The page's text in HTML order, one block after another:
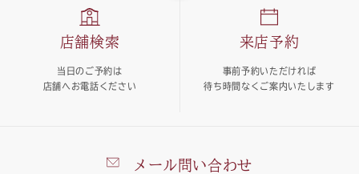
メール問い合わせ
店舗検索
当日のご予約は
店舗へお電話ください
来店予約
事前予約いただければ
待ち時間なくご案内いたします